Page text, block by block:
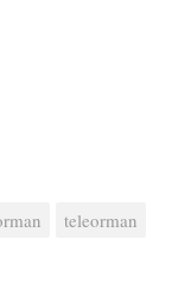
teleorman